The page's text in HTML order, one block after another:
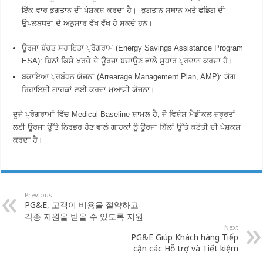
ਇੱਕ-ਵਾਰ ਭੁਗਤਾਨ ਦੀ ਪੇਸ਼ਕਸ਼ ਕਰਦਾ ਹੈ। ਭੁਗਤਾਨ ਸਥਾਨ ਅਤੇ ਫੰਡਿੰਗ ਦੀ
ਉਪਲਬਧਤਾ ਦੇ ਅਨੁਸਾਰ ਵੱਖ-ਵੱਖ ਹੋ ਸਕਦੇ ਹਨ।
ਊਰਜਾ ਬੱਚਤ ਸਹਾਇਤਾ ਪ੍ਰੋਗਰਾਮ (Energy Savings Assistance Program
ESA): ਬਿਨਾਂ ਕਿਸੇ ਖਰਚੇ ਦੇ ਊਰਜਾ ਬਚਾਉਣ ਵਾਲੇ ਸੁਧਾਰ ਪ੍ਰਦਾਨ ਕਰਦਾ ਹੈ।
ਬਕਾਇਆ ਪ੍ਰਬੰਧਨ ਯੋਜਨਾ (Arrearage Management Plan, AMP): ਯੋਗ
ਰਿਹਾਇਸ਼ੀ ਗਾਹਕਾਂ ਲਈ ਕਰਜ਼ਾ ਮੁਆਫ਼ੀ ਯੋਜਨਾ।
ਦੂਜੇ ਪ੍ਰੋਗਰਾਮਾਂ ਵਿੱਚ Medical Baseline ਸ਼ਾਮਲ ਹੈ, ਜੋ ਵਿਸ਼ੇਸ਼ ਮੈਡੀਕਲ ਜ਼ਰੂਰਤਾਂ
ਲਈ ਊਰਜਾ ਉੱਤੇ ਨਿਰਭਰ ਹੋਣ ਵਾਲੇ ਗਾਹਕਾਂ ਨੂੰ ਊਰਜਾ ਬਿੱਲਾਂ ਉੱਤੇ ਕਟੌਤੀ ਦੀ ਪੇਸ਼ਕਸ਼
ਕਰਦਾ ਹੈ।
Previous
PG&E, 고객이 비용을 절약하고
각종 지원을 받을 수 있도록 지원
Next
PG&E Giúp Khách hàng Tiếp
cận các Hỗ trợ và Tiết kiệm